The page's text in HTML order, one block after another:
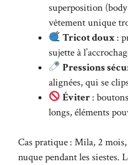
superposition
vêtement unique
Tricot doux:
sujette à
Pressions
alignées, qui se
Éviter:
longs, éléments
Cas pratique : Mila, 2
nuque pendant les siestes.